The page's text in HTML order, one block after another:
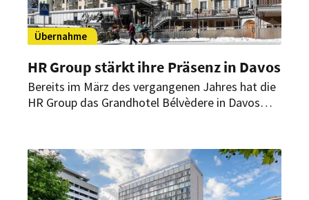
Übernahme
HR Group stärkt ihre Präsenz in Davos
Bereits im März des vergangenen Jahres hat die
HR Group das Grandhotel Bélvèdere in Davos
Ort unterzeichnet.